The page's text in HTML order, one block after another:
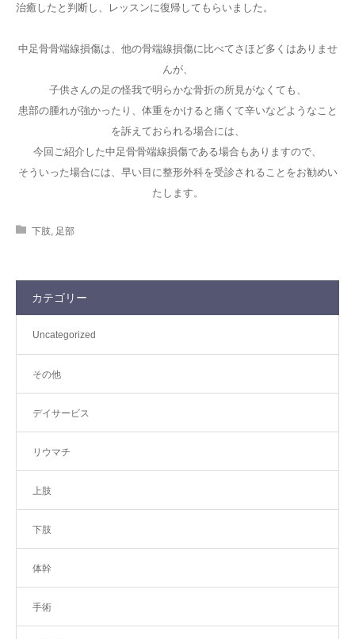
治癒したと判断し、レッスンに復帰してもらいました。
中足骨骨端線損傷は、他の骨端線損傷に比べてさほど多くはありませ
んが、
子供さんの足の怪我で明らかな骨折の所見がなくても、
患部の腫れが強かったり、体重をかけると痛くて辛いなどようなこと
を訴えておられる場合には、
今回ご紹介した中足骨骨端線損傷である場合もありますので、
そういった場合には、早い目に整形外科を受診されることをお勧めい
たします。
下肢 足部
カテゴリー
Uncategorized
その他
デイサービス
リウマチ
上肢
下肢
体幹
手術